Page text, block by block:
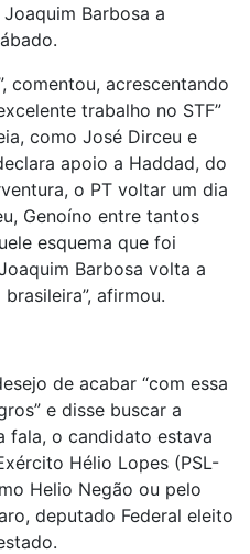
Barbosa a
comentou, acrescentando
trabalho no STF”
como José Dirceu e
apoio a Haddad, do
o PT voltar um dia
Genoíno entre tantos
esquema que foi
Barbosa volta a
afirmou.
de acabar “com essa
e disse buscar a
fala, o candidato estava
Hélio Lopes (PSL-
Helio Negão ou pelo
deputado Federal eleito